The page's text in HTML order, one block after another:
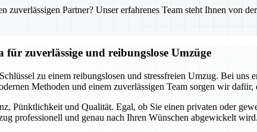
zuverlässigen Partner? Unser erfahrenes Team steht Ihnen von
für zuverlässige und reibungslose Umzüge
zu einem reibungslosen und stressfreien Umzug. Bei
Methoden und einem zuverlässigen Team sorgen wir
Pünktlichkeit und Qualität. Egal, ob Sie einen privaten oder
professionell und genau nach Ihren Wünschen abgewickelt wird.